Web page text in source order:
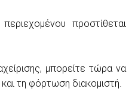
προστίθεται
μπορείτε τώρα να
τη φόρτωση διακομιστή.